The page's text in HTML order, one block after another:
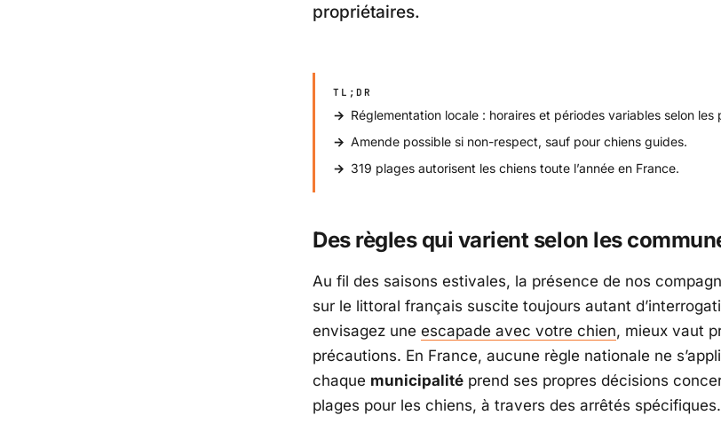
propriétaires.
TL;DR
Réglementation locale : horaires et périodes variables selon les
Amende possible si non-respect, sauf pour chiens guides.
319 plages autorisent les chiens toute l’année en France.
Des règles qui varient selon les
Au fil des saisons estivales, la présence de nos
sur le littoral français suscite toujours autant
envisagez une escapade avec votre chien, mieux vaut
précautions. En France, aucune règle nationale ne
chaque municipalité prend ses propres décisions
plages pour les chiens, à travers des arrêtés spécifiques.